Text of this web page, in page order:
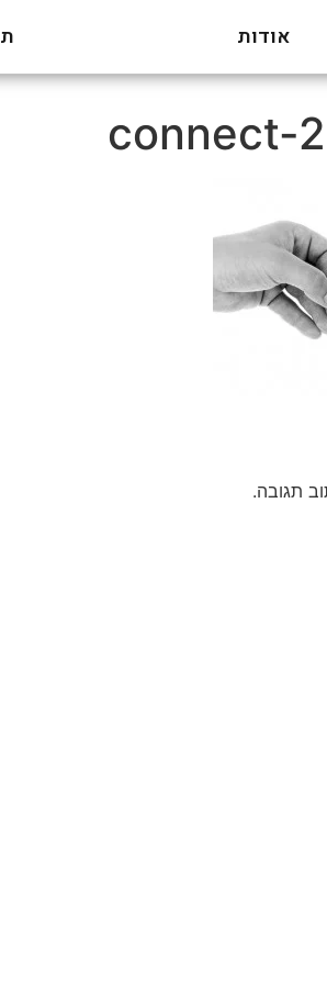
אודות
connect-
תגובה.